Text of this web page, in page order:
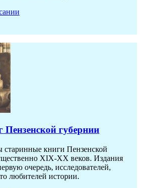
Пензенской губернии
старинные книги Пензенской
XIX-ХХ веков. Издания
очередь, исследователей,
любителей истории.